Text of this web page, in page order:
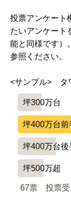
投票アンケート
たいアンケート
能と同様です）
参照ください。
<サンプル>　タ
坪300万台
坪400万台前
坪400万台後
坪500万超
67票 投票